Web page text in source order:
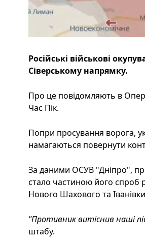
Російські військові
Сіверському напрямку.
Про це повідомляють в
Час Пік.
Попри просування ворога,
намагаються повернути
За даними ОСУВ "Дніпро",
стало частиною його спроб
Нового Шахового та
"Противник витіснив наші
штабу.